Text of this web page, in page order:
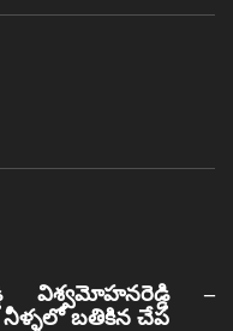
విశ్వమోహనరెడ్డి –
బతికిన చేప